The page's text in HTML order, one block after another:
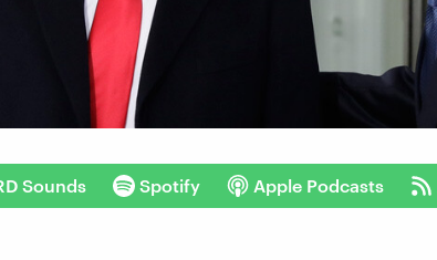
Sounds Spotify Apple Podcasts